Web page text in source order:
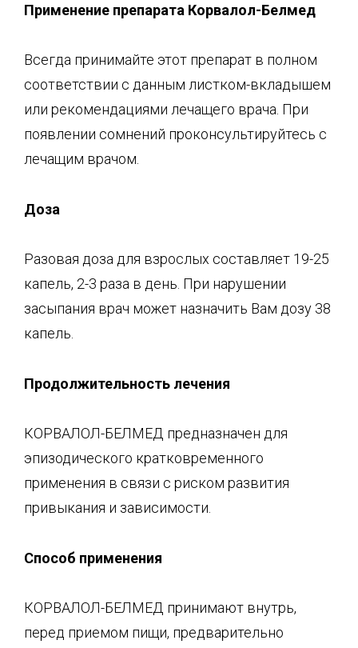
Применение препарата Корвалол-Белмед
Всегда принимайте этот препарат в полном
соответствии с данным листком-вкладышем
или рекомендациями лечащего врача. При
появлении сомнений проконсультируйтесь с
лечащим врачом.
Доза
Разовая доза для взрослых составляет 19-25
капель, 2-3 раза в день. При нарушении
засыпания врач может назначить Вам дозу 38
капель.
Продолжительность лечения
КОРВАЛОЛ-БЕЛМЕД предназначен для
эпизодического кратковременного
применения в связи с риском развития
привыкания и зависимости.
Способ применения
КОРВАЛОЛ-БЕЛМЕД принимают внутрь,
перед приемом пищи, предварительно